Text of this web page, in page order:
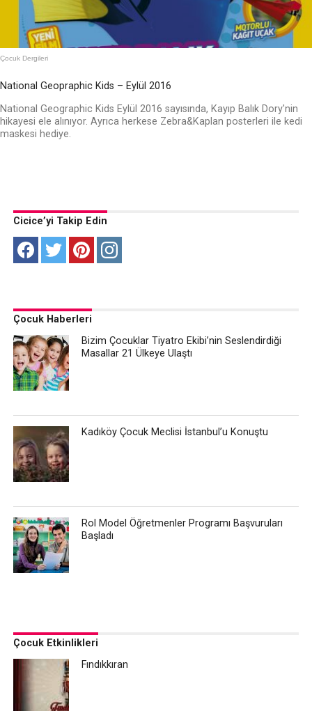
Çocuk Dergileri
National Geopraphic Kids – Eylül 2016
National Geographic Kids Eylül 2016 sayısında, Kayıp Balık Dory'nin
hikayesi ele alınıyor. Ayrıca herkese Zebra&Kaplan posterleri ile kedi
maskesi hediye.
Cicice’yi Takip Edin
Çocuk Haberleri
Bizim Çocuklar Tiyatro Ekibi’nin Seslendirdiği
Masallar 21 Ülkeye Ulaştı
Kadıköy Çocuk Meclisi İstanbul’u Konuştu
Rol Model Öğretmenler Programı Başvuruları
Başladı
Çocuk Etkinlikleri
Fındıkkıran